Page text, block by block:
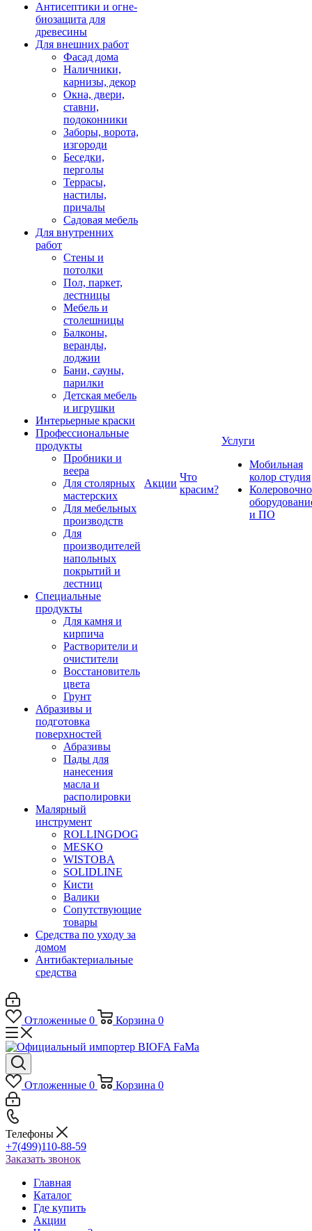
Антисептики и огне-
биозащита для
древесины
Для внешних работ
Фасад дома
Наличники,
карнизы, декор
Окна, двери,
ставни,
подоконники
Заборы, ворота,
изгороди
Беседки,
перголы
Террасы,
настилы,
причалы
Садовая мебель
Для внутренних
работ
Стены и
потолки
Пол, паркет,
лестницы
Мебель и
столешницы
Балконы,
веранды,
лоджии
Бани, сауны,
парилки
Детская мебель
и игрушки
Интерьерные краски
Профессиональные
продукты
Пробники и
веера
Для столярных
мастерских
Для мебельных
производств
Для
производителей
напольных
покрытий и
лестниц
Специальные
продукты
Для камня и
кирпича
Растворители и
очистители
Восстановитель
цвета
Грунт
Абразивы и
подготовка
поверхностей
Абразивы
Пады для
нанесения
масла и
располировки
Малярный
инструмент
ROLLINGDOG
MESKO
WISTOBA
SOLIDLINE
Кисти
Валики
Сопутствующие
товары
Средства по уходу за
домом
Антибактериальные
средства
Акции
Что
красим?
Услуги
Мобильная
колор студия
и ПО
Отложенные 0 Корзина 0
Отложенные 0 Корзина 0
Телефоны
+7(499)110-88-59
Заказать звонок
Главная
Каталог
Где купить
Акции